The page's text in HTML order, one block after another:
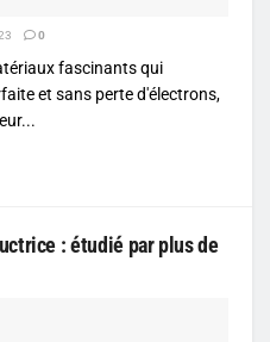
0
fascinants qui
et sans perte d'électrons,
: étudié par plus de